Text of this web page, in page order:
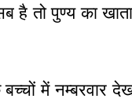
है तो पुण्य का
में नम्बरवार